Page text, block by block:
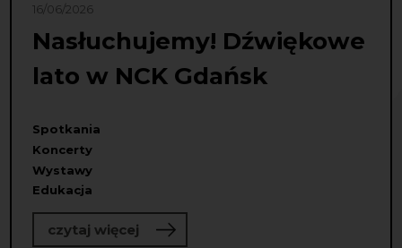
16/06/2026
Nasłuchujemy! Dźwiękowe
lato w NCK Gdańsk
Spotkania
Koncerty
Wystawy
Edukacja
czytaj więcejo Nasłuchujemy! Dźwiękowe lato w